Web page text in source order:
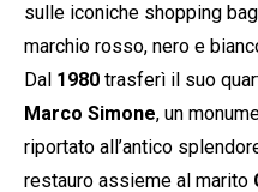
sulle iconiche shopping
marchio rosso, nero e
Dal 1980 trasferì il suo
Marco Simone, un
riportato all’antico
restauro assieme al marito